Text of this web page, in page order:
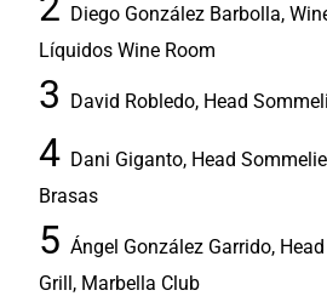
Diego González Barbolla,
Líquidos Wine Room
David Robledo, Head
Dani Giganto, Head
Brasas
Ángel González Garrido,
Grill, Marbella Club